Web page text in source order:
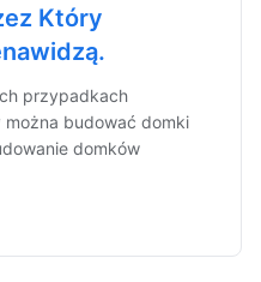
Który
przypadkach
budować domki
domków